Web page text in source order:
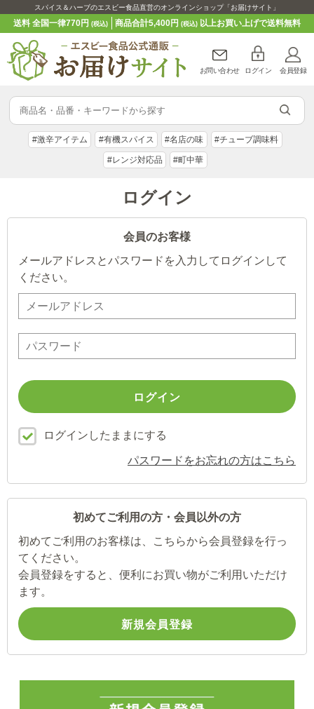
スパイス＆ハーブのエスビー食品直営のオンラインショップ「お届けサイト」
送料 全国一律770円(税込) 商品合計5,400円 (税込)以上お買い上げで送料無料
お問い合わせ ログイン 会員登録
#激辛アイテム #有機スパイス #名店の味 #チューブ調味料
#レンジ対応品 #町中華
ログイン
会員のお客様
メールアドレスとパスワードを入力してログインして
ください。
ログインしたままにする
パスワードをお忘れの方はこちら
初めてご利用の方・会員以外の方
初めてご利用のお客様は、こちらから会員登録を行っ
てください。
会員登録をすると、便利にお買い物がご利用いただけ
ます。